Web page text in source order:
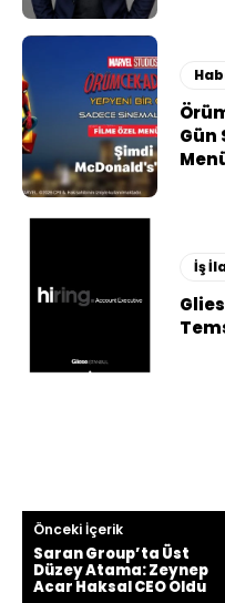
Gün
İş
Önceki İçerik
Saran Group’ta Üst
Düzey Atama: Zeynep
Acar Haksal CEO Oldu